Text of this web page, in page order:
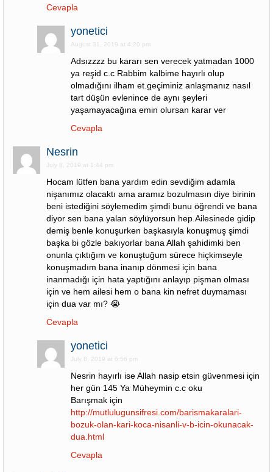
Cevapla
yonetici
August 31, 2019 at 4:20 pm
Adsızzzz bu kararı sen verecek yatmadan 1000
ya reşid c.c Rabbim kalbime hayırlı olup
olmadığını ilham et.geçiminiz anlaşmanız nasıl
tart düşün evlenince de aynı şeyleri
yaşamayacağına emin olursan karar ver
Cevapla
Nesrin
July 8, 2019 at 1:44 pm
Hocam lütfen bana yardım edin sevdiğim adamla
nişanımız olacaktı ama aramız bozulmasın diye birinin
beni istediğini söylemedim şimdi bunu öğrendi ve bana
diyor sen bana yalan söylüyorsun hep.Ailesinede gidip
demiş benle konuşurken başkasıyla konuşmuş şimdi
başka bi gözle bakıyorlar bana Allah şahidimki ben
onunla çıktığım ve konuştuğum sürece hiçkimseyle
konuşmadım bana inanıp dönmesi için bana
inanmadığı için hata yaptığını anlayıp pişman olması
için ve hem ailesi hem o bana kin nefret duymaması
için dua var mı? 😭
Cevapla
yonetici
July 8, 2019 at 6:56 pm
Nesrin hayırlı ise Allah nasip etsin güvenmesi için
her gün 145 Ya Müheymin c.c oku
Barışmak için
http://mutlulugunsifresi.com/barismakaralari-
bozuk-olan-kari-koca-nisanli-v-b-icin-okunacak-
dua.html
Cevapla